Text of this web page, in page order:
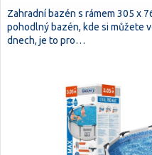
Zahradní bazén s rámem 305 x
pohodlný bazén, kde si můžete
dnech, je to pro…